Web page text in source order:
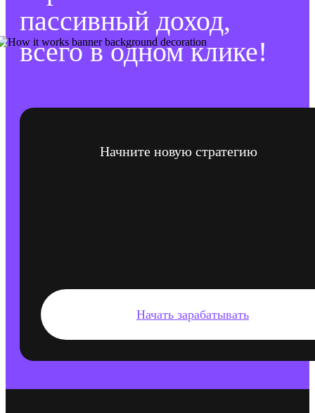
пассивный доход,
всего в одном клике!
Начните новую стратегию
Начать зарабатывать